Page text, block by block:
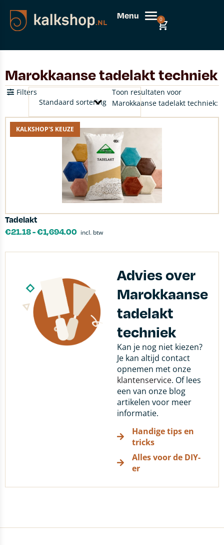
Menu 0
Marokkaanse tadelakt techniek
Toon resultaten voor
Marokkaanse tadelakt techniek:
Filters
KALKSHOP'S KEUZE
Tadelakt
€21.18-€1,694.00 incl. btw
Advies over
Marokkaanse
tadelakt
techniek
Kan je nog niet kiezen?
Je kan altijd contact
opnemen met onze
klantenservice. Of lees
een van onze blog
artikelen voor meer
informatie.
Handige tips en
tricks
Alles voor de DIY-
er